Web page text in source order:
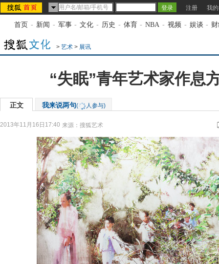
注册 我
首页 - 新闻 - 军事 - 文化 - 历史 - 体育 - NBA - 视频 - 娱谈 -
> 艺术 > 展讯
“失眠”青年艺术家作息
正文 我来说两句( 人参与)
2013年11月16日17:40 来源： 搜狐艺术